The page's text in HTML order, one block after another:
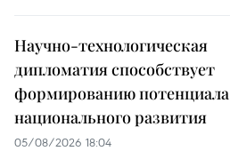
Научно-технологическая
дипломатия способствует
формированию потенциала
национального развития
05/08/2026 18:04